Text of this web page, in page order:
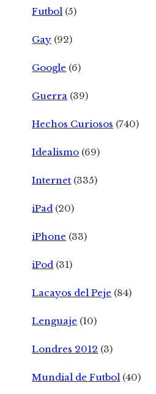
Futbol (5)
Gay (92)
Google (6)
Guerra (39)
Hechos Curiosos (740)
Idealismo (69)
Internet (335)
iPad (20)
iPhone (33)
iPod (31)
Lacayos del Peje (84)
Lenguaje (10)
Londres 2012 (3)
Mundial de Futbol (40)